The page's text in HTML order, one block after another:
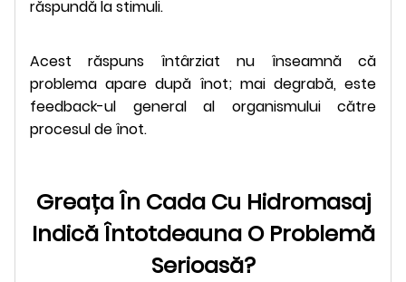
răspundă la stimuli.
Acest răspuns întârziat nu înseamnă că
problema apare după înot; mai degrabă, este
feedback-ul general al organismului către
procesul de înot.
Greața În Cada Cu Hidromasaj
Indică Întotdeauna O Problemă
Serioasă?